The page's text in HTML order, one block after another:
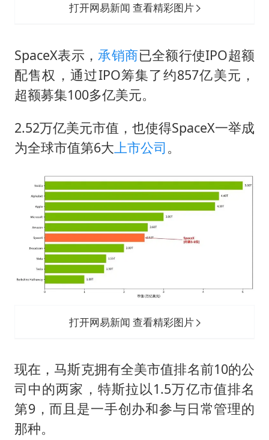
打开网易新闻 查看精彩图片
SpaceX表示，承销商已全额行使IPO超额
配售权，通过IPO筹集了约857亿美元，
超额募集100多亿美元。
2.52万亿美元市值，也使得SpaceX一举成
为全球市值第6大 上市公司。
打开网易新闻 查看精彩图片
现在，马斯克拥有全美市值排名前10的公
司中的两家，特斯拉以1.5万亿市值排名
第9，而且是一手创办和参与日常管理的
那种。